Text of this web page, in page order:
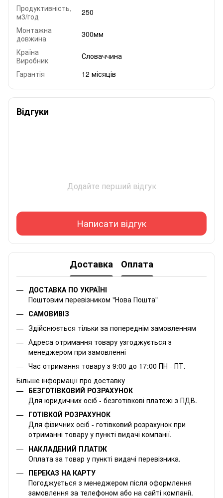
Продуктивність,
м3/год
250
Монтажна
довжина
300мм
Країна
Виробник
Словаччина
Гарантія
12 місяців
Відгуки
Додайте перший відгук
Написати відгук
Доставка Оплата
ДОСТАВКА ПО УКРАЇНІ
Поштовим перевізником "Нова Пошта"
САМОВИВІЗ
Здійснюється тільки за попереднім замовленням
Адреса отримання товару узгоджується з
менеджером при замовленні
Час отримання товару з 9:00 до 17:00 ПН - ПТ.
Більше інформації про доставку
БЕЗГОТІВКОВИЙ РОЗРАХУНОК
Для юридичних осіб - безготівкові платежі з ПДВ.
ГОТІВКОЙ РОЗРАХУНОК
Для фізичних осіб - готівковий розрахунок при
отриманні товару у пункті видачі компанії.
НАКЛАДЕНИЙ ПЛАТІЖ
Оплата за товар у пункті видачі перевізника.
ПЕРЕКАЗ НА КАРТУ
Погоджується з менеджером після оформлення
замовлення за телефоном або на сайті компанії.